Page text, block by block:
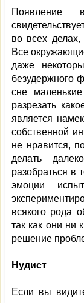
Появление
во всех
Все
даже
безудержного
сне
разрезать
является
собственной
не нравится,
делать
разобраться в
эмоции
всякого рода
так как они ни
решение
Нудист
Если вы